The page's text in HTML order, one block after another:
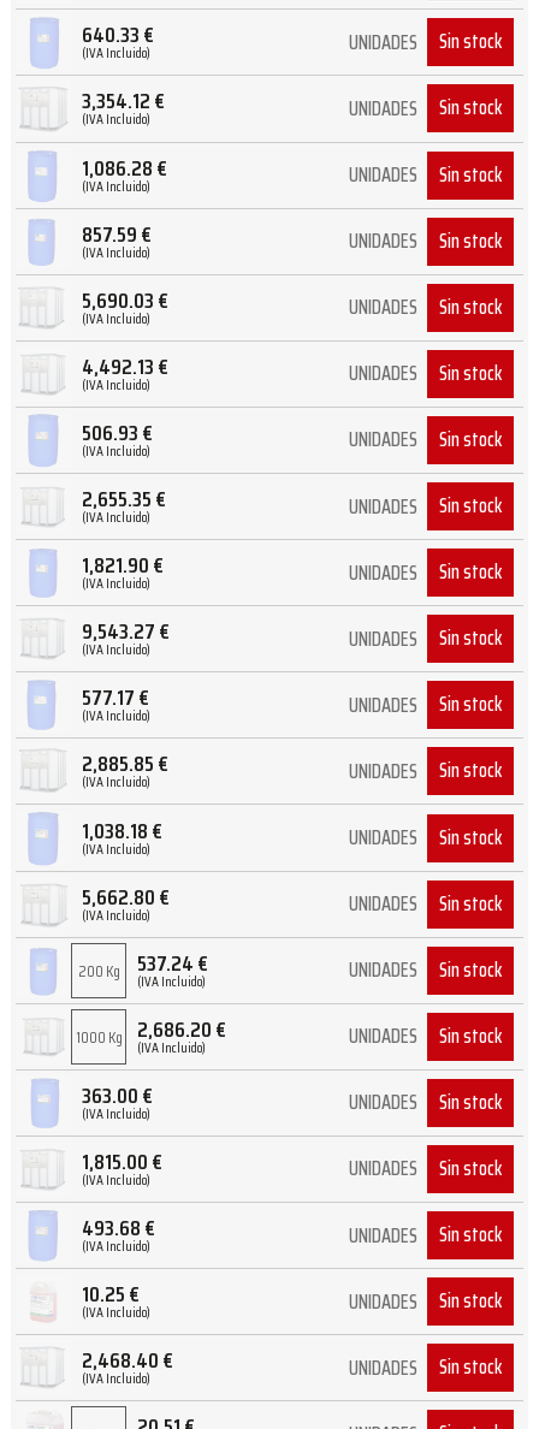
640.33€
(IVA Incluido) UNIDADES Sin stock
3,354.12€
(IVA Incluido) UNIDADES Sin stock
1,086.28€
(IVA Incluido) UNIDADES Sin stock
857.59€
(IVA Incluido) UNIDADES Sin stock
5,690.03€
(IVA Incluido) UNIDADES Sin stock
4,492.13€
(IVA Incluido) UNIDADES Sin stock
506.93€
(IVA Incluido) UNIDADES Sin stock
2,655.35€
(IVA Incluido) UNIDADES Sin stock
1,821.90€
(IVA Incluido) UNIDADES Sin stock
9,543.27€
(IVA Incluido) UNIDADES Sin stock
577.17€
(IVA Incluido) UNIDADES Sin stock
2,885.85€
(IVA Incluido) UNIDADES Sin stock
1,038.18€
(IVA Incluido) UNIDADES Sin stock
5,662.80€
(IVA Incluido) UNIDADES Sin stock
200 Kg 537.24€
(IVA Incluido) UNIDADES Sin stock
1000 Kg 2,686.20€
(IVA Incluido) UNIDADES Sin stock
363.00€
(IVA Incluido) UNIDADES Sin stock
1,815.00€
(IVA Incluido) UNIDADES Sin stock
493.68€
(IVA Incluido) UNIDADES Sin stock
10.25€
(IVA Incluido) UNIDADES Sin stock
2,468.40€
(IVA Incluido) UNIDADES Sin stock